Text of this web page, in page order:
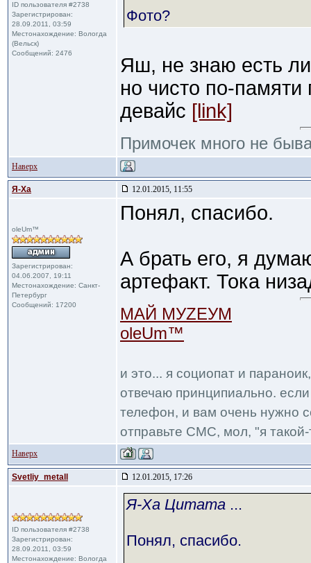
ID пользователя #2738
Зарегистрирован:
28.09.2011, 03:59
Местонахождение: Вологда
(Вельск)
Сообщений: 2476
Фото?
Яш, не знаю есть
но чисто по-памяти
девайс [link]
Примочек много не
Наверх
Я-Ха 12.01.2015, 11:55
oleUm™
Зарегистрирован:
04.06.2007, 19:11
Местонахождение: Санкт-
Петербург
Сообщений: 17200
Понял, спасибо.
А брать его, я
артефакт. Тока
МАЙ МУZЕУМ
oleUm™
и это... я социопат и
отвечаю принципиально.
телефон, и вам очень нужно
отправьте СМС, мол, "я такой-
Наверх
Svetliy_metall 12.01.2015, 17:26
ID пользователя #2738
Зарегистрирован:
28.09.2011, 03:59
Местонахождение: Вологда
Я-Ха Цитата ...
Понял, спасибо.